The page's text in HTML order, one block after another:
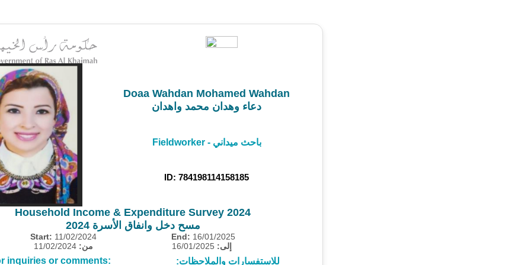
Doaa Wahdan Mohamed Wahdan
دعاء وهدان محمد واهدان
Fieldworker - باحث ميداني
ID: 784198114158185
Household Income & Expenditure Survey 2024
مسح دخل وانفاق الأسرة 2024
Start: 11/02/2024 End: 16/01/2025
من:
إلى:
inquiries or comments: للاستفسارات والملاحظات: